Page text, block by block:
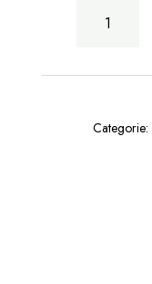
Tarallaio
Categorie: